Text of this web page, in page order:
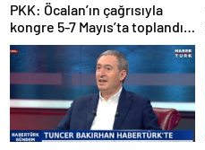
PKK: Öcalan’ın çağrısıyla
kongre 5-7 Mayıs’ta toplandı!
Tarihi bir karar alındı!